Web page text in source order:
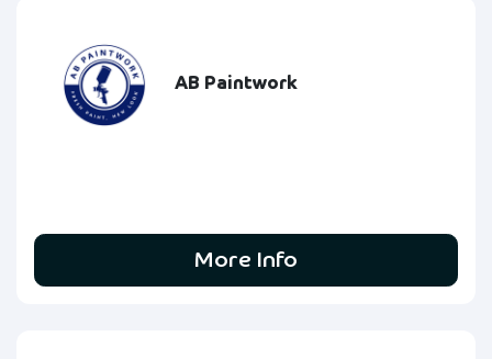
AB Paintwork
More Info